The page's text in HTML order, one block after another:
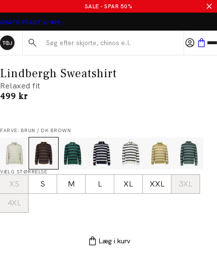
SALE - SPAR 50%
GRATIS FRAGT V/ 499,-
Søg her...
Lindbergh Sweatshirt
Relaxed fit
I alt (inkl. rabat)
499 kr
FARVE: BRUN / DK BROWN
VÆLG STØRRELSE
XS S M L XL XXL
3XL
4XL
Læg i kurv